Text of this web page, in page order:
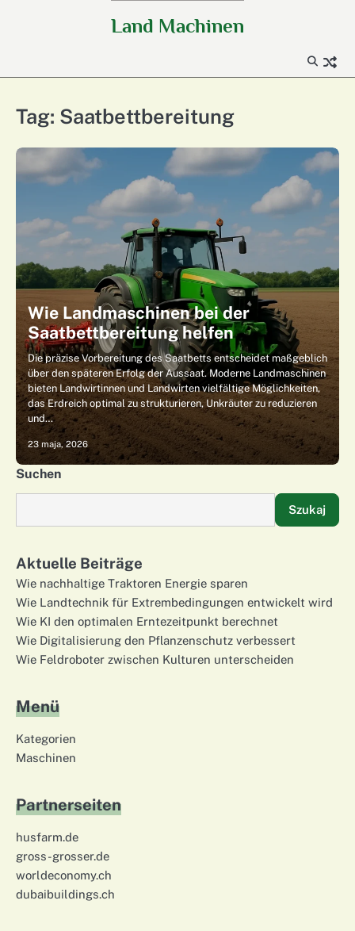
Land Machinen
Tag: Saatbettbereitung
Wie Landmaschinen bei der
Saatbettbereitung helfen
Die präzise Vorbereitung des Saatbetts entscheidet maßgeblich
über den späteren Erfolg der Aussaat. Moderne Landmaschinen
bieten Landwirtinnen und Landwirten vielfältige Möglichkeiten,
das Erdreich optimal zu strukturieren, Unkräuter zu reduzieren
und…
23 maja, 2026
Suchen
Szukaj
Aktuelle Beiträge
Wie nachhaltige Traktoren Energie sparen
Wie Landtechnik für Extrembedingungen entwickelt wird
Wie KI den optimalen Erntezeitpunkt berechnet
Wie Digitalisierung den Pflanzenschutz verbessert
Wie Feldroboter zwischen Kulturen unterscheiden
Menü
Kategorien
Maschinen
Partnerseiten
husfarm.de
gross-grosser.de
worldeconomy.ch
dubaibuildings.ch